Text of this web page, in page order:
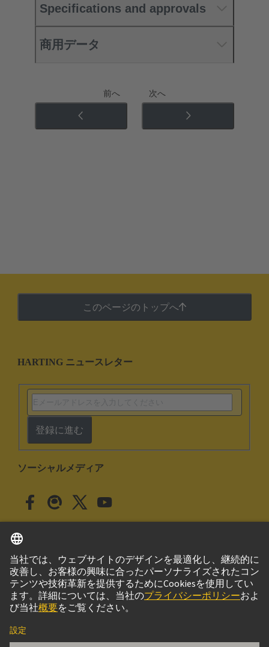
Specifications and approvals
商用データ
前へ 次へ
このページのトップへ
HARTING ニュースレター
登録に進む
ソーシャルメディア
日本 日本語
© ハーティング株式会社
このサイトについて